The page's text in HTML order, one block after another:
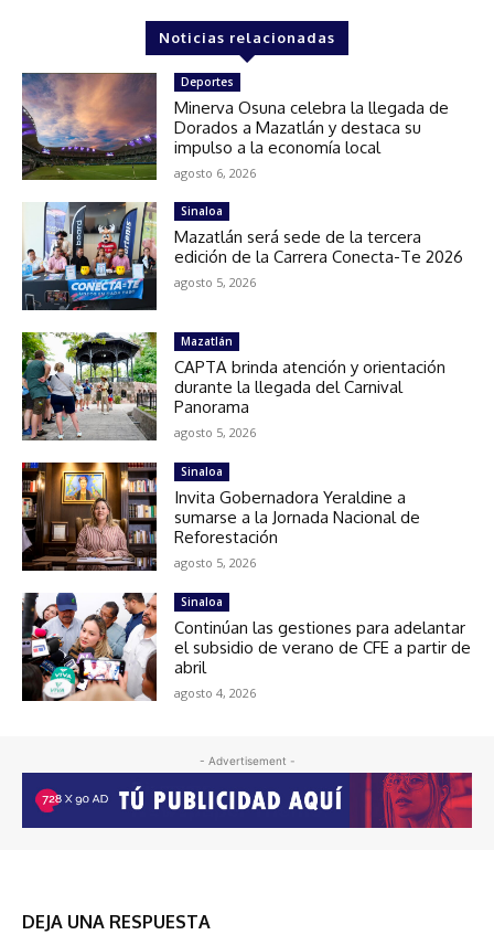
Noticias relacionadas
Deportes
Minerva Osuna celebra la llegada de
Dorados a Mazatlán y destaca su
impulso a la economía local
agosto 6, 2026
Sinaloa
Mazatlán será sede de la tercera
edición de la Carrera Conecta-Te 2026
agosto 5, 2026
Mazatlán
CAPTA brinda atención y orientación
durante la llegada del Carnival
Panorama
agosto 5, 2026
Sinaloa
Invita Gobernadora Yeraldine a
sumarse a la Jornada Nacional de
Reforestación
agosto 5, 2026
Sinaloa
Continúan las gestiones para adelantar
el subsidio de verano de CFE a partir de
abril
agosto 4, 2026
- Advertisement -
DEJA UNA RESPUESTA